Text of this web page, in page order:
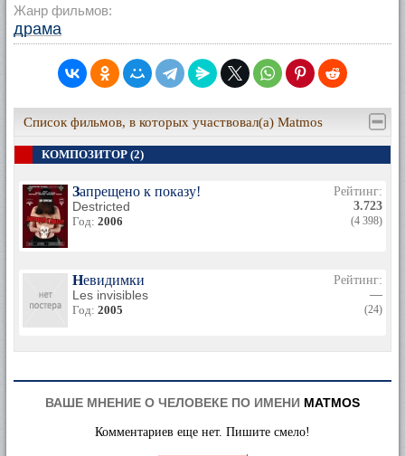
Жанр фильмов:
драма
Список фильмов, в которых участвовал(а) Matmos
КОМПОЗИТОР (2)
Запрещено к показу!
Destricted
Год: 2006
Рейтинг:
3.723
(4 398)
Невидимки
Les invisibles
Год: 2005
Рейтинг:
—
(24)
ВАШЕ МНЕНИЕ О ЧЕЛОВЕКЕ ПО ИМЕНИ MATMOS
Комментариев еще нет. Пишите смело!